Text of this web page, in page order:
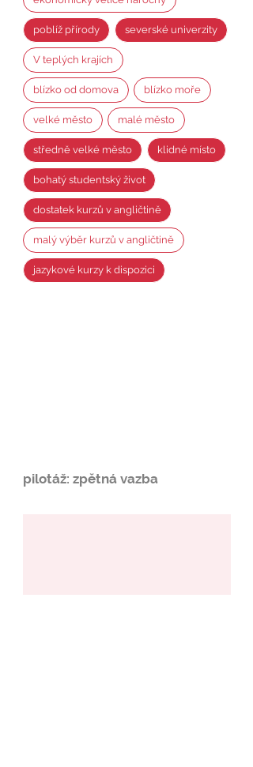
poblíž přírody severské univerzity
V teplých krajích
blízko od domova blízko moře
velké město malé město
středně velké město klidné místo
bohatý studentský život
dostatek kurzů v angličtině
malý výběr kurzů v angličtině
jazykové kurzy k dispozici
pilotáž: zpětná vazba